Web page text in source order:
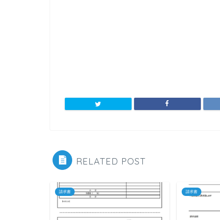
RELATED POST
請求書 請求書